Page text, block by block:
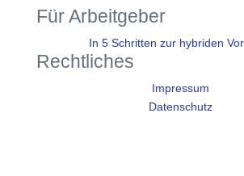
Für Arbeitgeber
In 5 Schritten zur hybriden
Rechtliches
Impressum
Datenschutz